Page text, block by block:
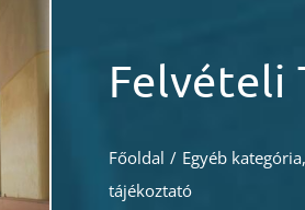
Felvételi
Főoldal / Egyéb kategória,
tájékoztató